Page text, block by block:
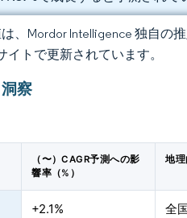
、Mordor Intelligence 独自の
トで更新されています。
察
（〜）CAGR予測への影
響率（%）
地
+2.1% 全